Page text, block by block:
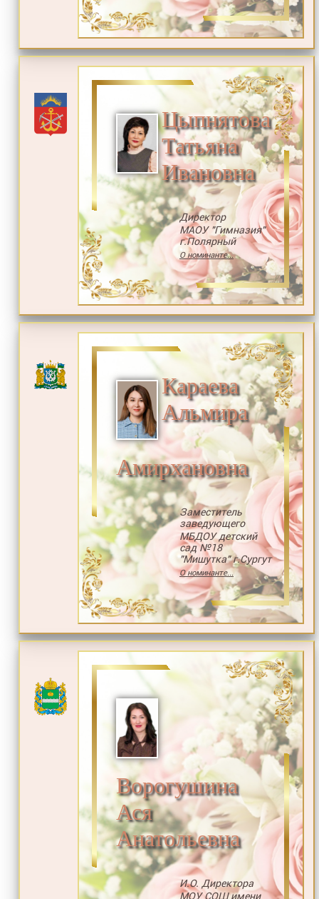
Цыпнятова
Татьяна
Ивановна
Директор
МАОУ "Гимназия"
г.Полярный
О номинанте...
Караева
Альмира
Амирхановна
Заместитель
заведующего
МБДОУ детский
сад №18
"Мишутка" г.Сургут
О номинанте...
Ворогушина
Ася
Анатольевна
И.О. Директора
МОУ СОШ имени